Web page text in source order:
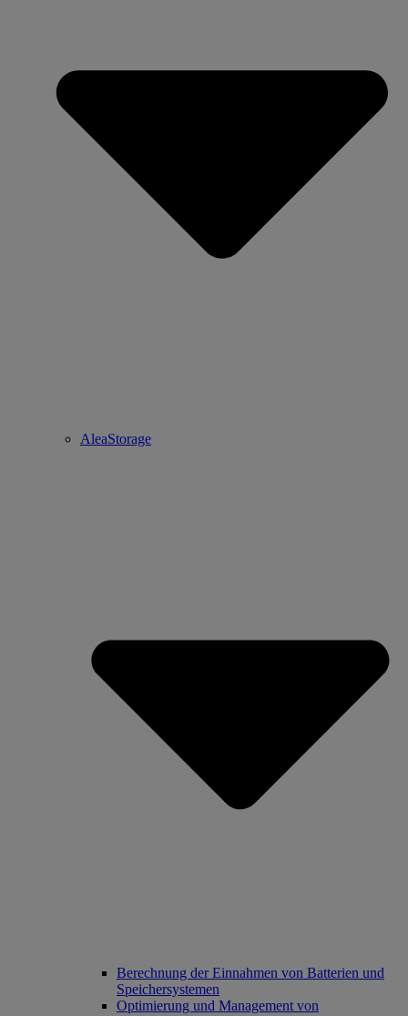
AleaStorage
Berechnung der Einnahmen von Batterien und
Speichersystemen
Optimierung und Management von